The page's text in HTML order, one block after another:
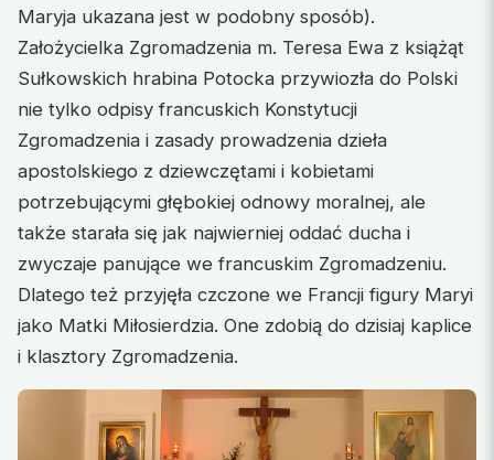
Maryja ukazana jest w podobny sposób).
Założycielka Zgromadzenia m. Teresa Ewa z książąt
Sułkowskich hrabina Potocka przywiozła do Polski
nie tylko odpisy francuskich Konstytucji
Zgromadzenia i zasady prowadzenia dzieła
apostolskiego z dziewczętami i kobietami
potrzebującymi głębokiej odnowy moralnej, ale
także starała się jak najwierniej oddać ducha i
zwyczaje panujące we francuskim Zgromadzeniu.
Dlatego też przyjęła czczone we Francji figury Maryi
jako Matki Miłosierdzia. One zdobią do dzisiaj kaplice
i klasztory Zgromadzenia.